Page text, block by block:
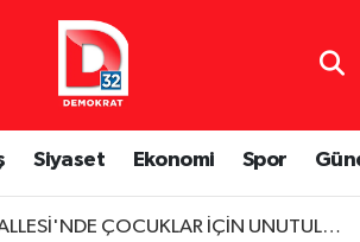
Siyaset Ekonomi Spor
ÇOCUKLAR İÇİN UNUTULMAZ YAZ AKŞAMI SİNEMASI
Eczaneler
Durumu